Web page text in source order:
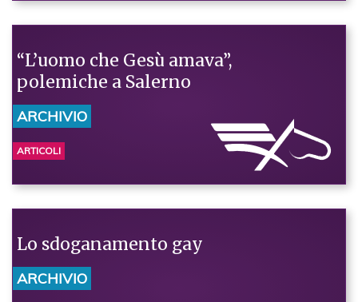
“L’uomo che Gesù amava”,
polemiche a Salerno
ARCHIVIO
ARTICOLI
Lo sdoganamento gay
ARCHIVIO